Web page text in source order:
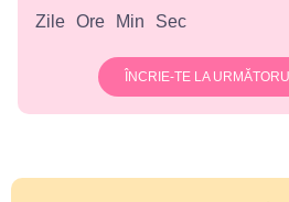
Zile Ore Min Sec
ÎNCRIE-TE LA